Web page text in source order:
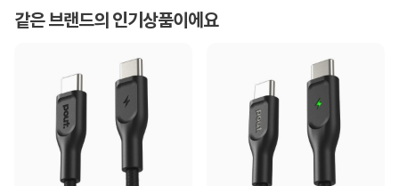
같은 브랜드의 인기상품이에요